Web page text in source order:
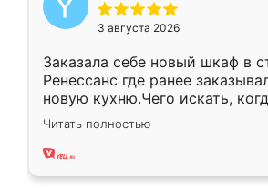
3 августа 2026
Заказала себе новый шкаф в
Ренессанс где ранее
новую кухню.Чего искать,
вполне довольна. Служит
два года, нареканий нет.
Читать полностью